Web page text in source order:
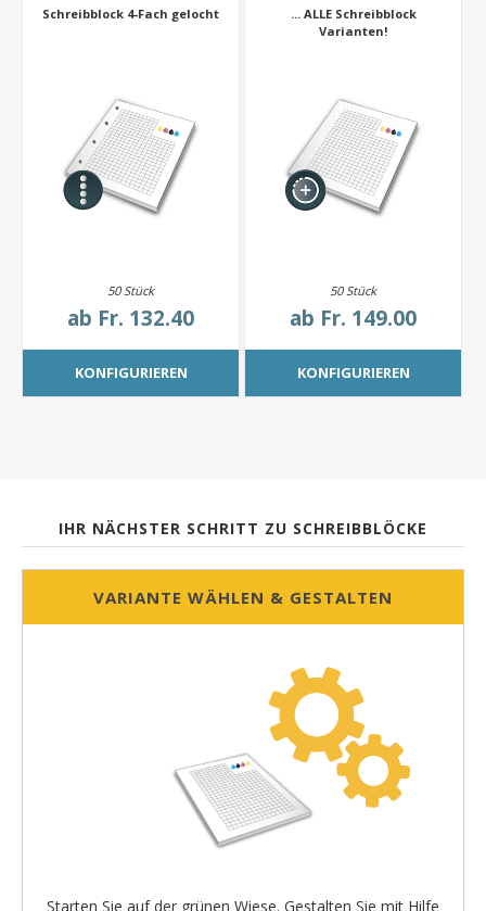
Schreibblock 4-Fach gelocht
50 Stück
ab Fr. 132.40
KONFIGURIEREN
... ALLE Schreibblock
Varianten!
50 Stück
ab Fr. 149.00
KONFIGURIEREN
IHR NÄCHSTER SCHRITT ZU SCHREIBBLÖCKE
VARIANTE WÄHLEN & GESTALTEN
Starten Sie auf der grünen Wiese. Gestalten Sie mit Hilfe